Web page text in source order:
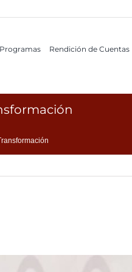
Programas Rendición de Cuentas